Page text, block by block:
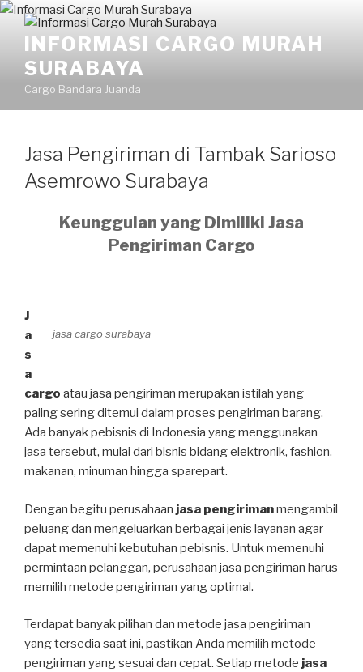
INFORMASI CARGO MURAH
SURABAYA
Cargo Bandara Juanda
Jasa Pengiriman di Tambak Sarioso
Asemrowo Surabaya
Keunggulan yang Dimiliki Jasa
Pengiriman Cargo
jasa cargo surabaya
J
a
s
a
cargo atau jasa pengiriman merupakan istilah yang
paling sering ditemui dalam proses pengiriman barang.
Ada banyak pebisnis di Indonesia yang menggunakan
jasa tersebut, mulai dari bisnis bidang elektronik, fashion,
makanan, minuman hingga sparepart.
Dengan begitu perusahaan jasa pengirimanmengambil
peluang dan mengeluarkan berbagai jenis layanan agar
dapat memenuhi kebutuhan pebisnis. Untuk memenuhi
permintaan pelanggan, perusahaan jasa pengiriman harus
memilih metode pengiriman yang optimal.
Terdapat banyak pilihan dan metode jasa pengiriman
yang tersedia saat ini, pastikan Anda memilih metode
pengiriman yang sesuai dan cepat. Setiap metode jasa